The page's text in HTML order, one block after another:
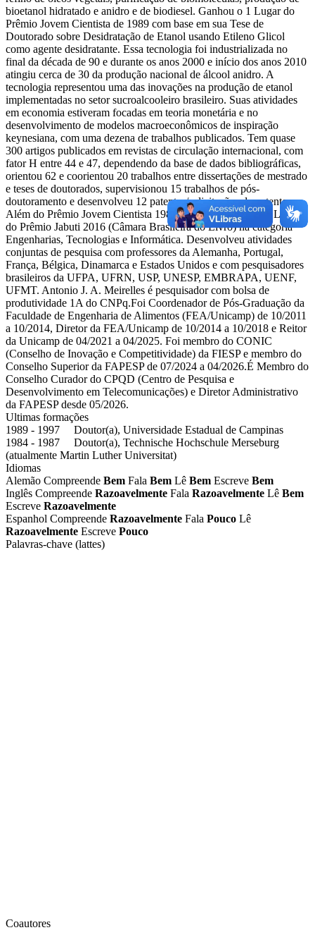
bioetanol hidratado e anidro e de biodiesel. Ganhou o 1 Lugar do
Prêmio Jovem Cientista de 1989 com base em sua Tese de
Doutorado sobre Desidratação de Etanol usando Etileno Glicol
como agente desidratante. Essa tecnologia foi industrializada no
final da década de 90 e durante os anos 2000 e início dos anos 2010
atingiu cerca de 30 da produção nacional de álcool anidro. A
tecnologia representou uma das inovações na produção de etanol
implementadas no setor sucroalcooleiro brasileiro. Suas atividades
em economia estiveram focadas em teoria monetária e no
desenvolvimento de modelos macroeconômicos de inspiração
keynesiana, com uma dezena de trabalhos publicados. Tem quase
300 artigos publicados em revistas de circulação internacional, com
fator H entre 44 e 47, dependendo da base de dados bibliográficas,
orientou 62 e coorientou 20 trabalhos entre dissertações de mestrado
e teses de doutorados, supervisionou 15 trabalhos de pós-
doutoramento e desenvolveu 12 patentes/solicitações de patente.
Além do Prêmio Jovem Cientista 1989, ganhou também o 1 Lugar
do Prêmio Jabuti 2016 (Câmara Brasileira do Livro) na categoria
Engenharias, Tecnologias e Informática. Desenvolveu atividades
conjuntas de pesquisa com professores da Alemanha, Portugal,
França, Bélgica, Dinamarca e Estados Unidos e com pesquisadores
brasileiros da UFPA, UFRN, USP, UNESP, EMBRAPA, UENF,
UFMT. Antonio J. A. Meirelles é pesquisador com bolsa de
produtividade 1A do CNPq.Foi Coordenador de Pós-Graduação da
Faculdade de Engenharia de Alimentos (FEA/Unicamp) de 10/2011
a 10/2014, Diretor da FEA/Unicamp de 10/2014 a 10/2018 e Reitor
da Unicamp de 04/2021 a 04/2025. Foi membro do CONIC
(Conselho de Inovação e Competitividade) da FIESP e membro do
Conselho Superior da FAPESP de 07/2024 a 04/2026.É Membro do
Conselho Curador do CPQD (Centro de Pesquisa e
Desenvolvimento em Telecomunicações) e Diretor Administrativo
da FAPESP desde 05/2026.
Ultimas formações
1989 - 1997 Doutor(a), Universidade Estadual de Campinas
1984 - 1987 Doutor(a), Technische Hochschule Merseburg
(atualmente Martin Luther Universitat)
Idiomas
Alemão Compreende Bem Fala Bem Lê Bem Escreve Bem
Inglês Compreende Razoavelmente Fala Razoavelmente Lê Bem
Escreve Razoavelmente
Espanhol Compreende Razoavelmente Fala Pouco Lê
Razoavelmente Escreve Pouco
Palavras-chave (lattes)
Coautores